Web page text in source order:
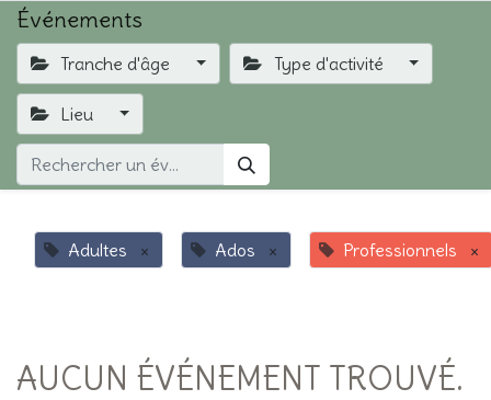
Événements
Tranche d'âge Type d'activité
Lieu
Adultes × Ados × Professionnels ×
AUCUN ÉVÉNEMENT TROUVÉ.